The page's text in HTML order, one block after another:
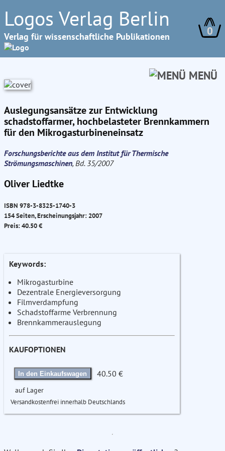
Logos Verlag Berlin
Verlag für wissenschaftliche Publikationen 0
MENÜ
Auslegungsansätze zur Entwicklung
schadstoffarmer, hochbelasteter Brennkammern
für den Mikrogasturbineneinsatz
Forschungsberichte aus dem Institut für Thermische
Strömungsmaschinen, Bd. 35/2007
Oliver Liedtke
ISBN 978-3-8325-1740-3
154 Seiten, Erscheinungsjahr: 2007
Preis: 40.50 €
Keywords:
Mikrogasturbine
Dezentrale Energieversorgung
Filmverdampfung
Schadstoffarme Verbrennung
Brennkammerauslegung
KAUFOPTIONEN
In den Einkaufswagen 40.50 €
auf Lager
Versandkostenfrei innerhalb Deutschlands